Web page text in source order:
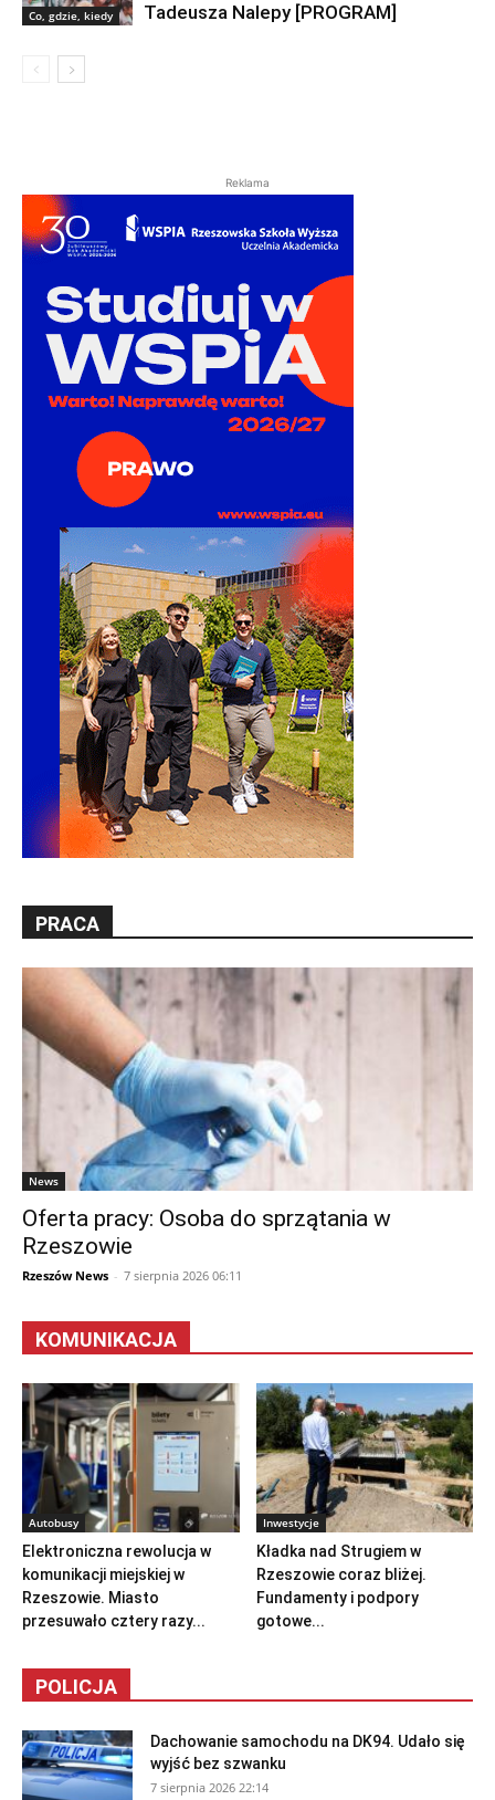
Co, gdzie, kiedy
Tadeusza Nalepy [PROGRAM]
Reklama
PRACA
News
Oferta pracy: Osoba do sprzątania w
Rzeszowie
Rzeszów News - 7 sierpnia 2026 06:11
KOMUNIKACJA
Autobusy
Elektroniczna rewolucja w
komunikacji miejskiej w
Rzeszowie. Miasto
przesuwało cztery razy...
Inwestycje
Kładka nad Strugiem w
Rzeszowie coraz bliżej.
Fundamenty i podpory
gotowe...
POLICJA
Dachowanie samochodu na DK94. Udało się
wyjść bez szwanku
7 sierpnia 2026 22:14